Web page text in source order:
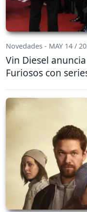
Novedades - MAY 14 /
Vin Diesel
Furiosos con